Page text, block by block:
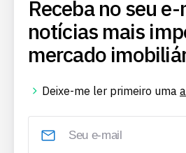
Receba no seu
notícias mais
mercado
Deixe-me ler primeiro uma